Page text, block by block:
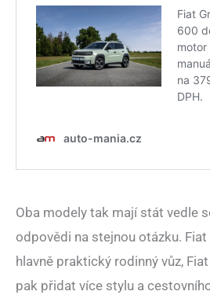
Oba modely tak mají stát vedle
odpovědi na stejnou otázku.
hlavně praktický rodinný vůz,
pak přidat více stylu a